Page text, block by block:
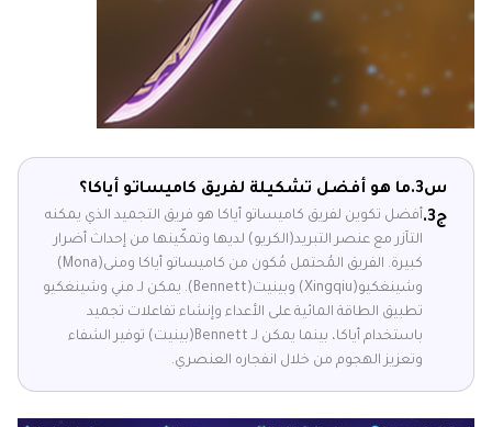
س3.
ما هو أفضل تشكيلة لفريق كاميساتو أياكا؟
ج3.
أفضل تكوين لفريق كاميساتو أياكا هو فريق التجميد الذي يمكنه
التآزر مع عنصر التبريد(الكريو) لديها وتمكّينها من إحداث أضرار
كبيرة. الفريق المُحتمل مُكون من كاميساتو أياكا ومنى(Mona)
وشينغكيو(Xingqiu) وبينيت(Bennett). يمكن لـ مني وشينغكيو
تطبيق الطاقة المائية على الأعداء وإنشاء تفاعلات تجميد
باستخدام أياكا، بينما يمكن لـ Bennett(بينيت) توفير الشفاء
وتعزيز الهجوم من خلال انفجاره العنصري.